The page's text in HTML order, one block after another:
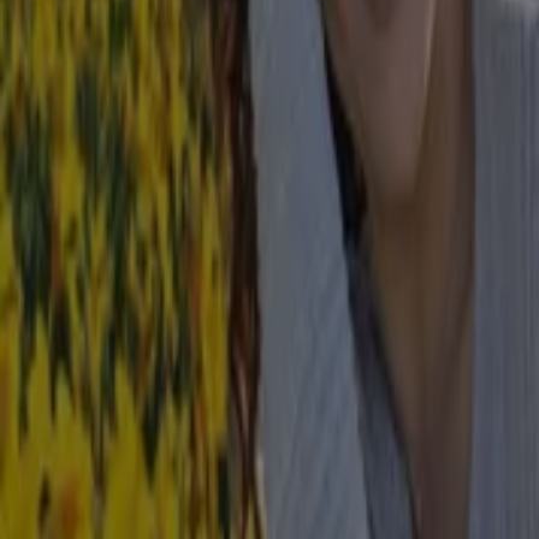
Baldessarini
29 m
fischertechnik
Königallee 1-9, Düsseldorf
34 m
Kö Galerie, Königsallee (Sevens) 56, Düsseldorf